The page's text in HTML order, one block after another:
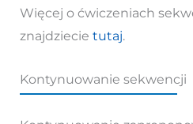
Więcej o ćwiczeniach
znajdziecie tutaj.
Kontynuowanie sekwencji